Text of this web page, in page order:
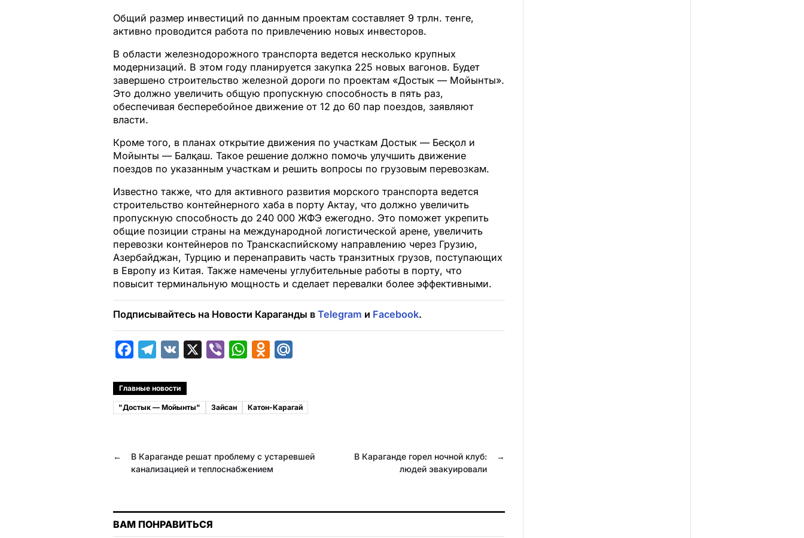
Общий размер инвестиций по данным проектам составляет 9 трлн. тенге,
активно проводится работа по привлечению новых инвесторов.
В области железнодорожного транспорта ведется несколько крупных
модернизаций. В этом году планируется закупка 225 новых вагонов. Будет
завершено строительство железной дороги по проектам «Достык — Мойынты».
Это должно увеличить общую пропускную способность в пять раз,
обеспечивая бесперебойное движение от 12 до 60 пар поездов, заявляют
власти.
Кроме того, в планах открытие движения по участкам Достык — Бесқол и
Мойынты — Балқаш. Такое решение должно помочь улучшить движение
поездов по указанным участкам и решить вопросы по грузовым перевозкам.
Известно также, что для активного развития морского транспорта ведется
строительство контейнерного хаба в порту Актау, что должно увеличить
пропускную способность до 240 000 ЖФЭ ежегодно. Это поможет укрепить
общие позиции страны на международной логистической арене, увеличить
перевозки контейнеров по Транскаспийскому направлению через Грузию,
Азербайджан, Турцию и перенаправить часть транзитных грузов, поступающих
в Европу из Китая. Также намечены углубительные работы в порту, что
повысит терминальную мощность и сделает перевалки более эффективными.
Подписывайтесь на Новости Караганды в Telegram и Facebook.
c
e
o
k
l
e
a
m
e
W
t
p
p
o
a
s
n
l
u
Главные новости
"Достык — Мойынты" Зайсан Катон-Карагай
←
В Караганде решат проблему с устаревшей
канализацией и теплоснабжением
→
В Караганде горел ночной клуб:
людей эвакуировали
ВАМ ПОНРАВИТЬСЯ